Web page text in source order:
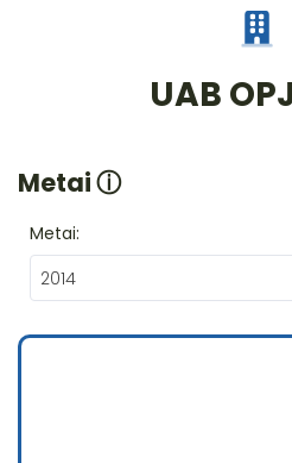
UAB
Metaiⓘ
Metai:
2014